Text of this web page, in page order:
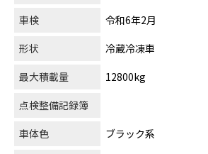
車検
令和6年2月
形状
冷蔵冷凍車
最大積載量
12800kg
点検整備記録簿
車体色
ブラック系